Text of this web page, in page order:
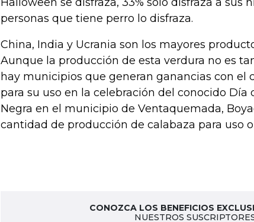
personas que tiene perro lo disfraza.
China, India y Ucrania son los mayores
Aunque la producción de esta verdura no es
hay municipios que generan ganancias con el
para su uso en la celebración del conocido Día
Negra en el municipio de Ventaquemada,
cantidad de producción de calabaza para uso
CONOZCA LOS BENEFICIOS
NUESTROS